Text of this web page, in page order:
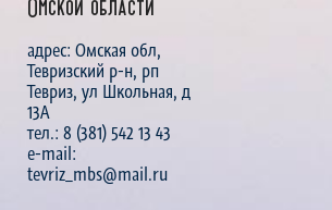
Омской области
адрес: Омская обл,
Тевризский р-н, рп
Тевриз, ул Школьная, д
13А
тел.: 8 (381) 542 13 43
e-mail:
tevriz_mbs@mail.ru